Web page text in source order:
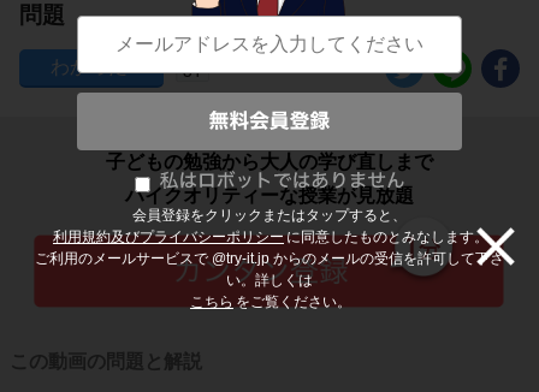
会員登録をクリックまたはタップすると、
利用規約及びプライバシーポリシーに同意したものとみなします。
ご利用のメールサービスで @try-it.jp からのメールの受信を許可して下さ
い。詳しくは
こちら をご覧ください。
問題
31
子どもの勉強から大人の学び直しまで
ハイクオリティーな授業が見放題
この動画の問題と解説